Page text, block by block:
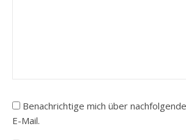
Benachrichtige mich über
E-Mail.